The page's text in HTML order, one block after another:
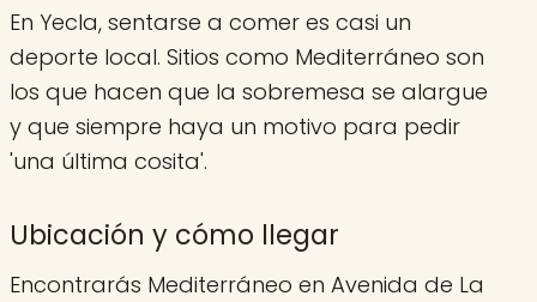
En Yecla, sentarse a comer es casi un
deporte local. Sitios como Mediterráneo son
los que hacen que la sobremesa se alargue
y que siempre haya un motivo para pedir
'una última cosita'.
Ubicación y cómo llegar
Encontrarás Mediterráneo en Avenida de La